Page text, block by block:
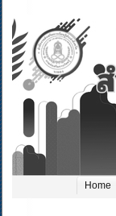
Home